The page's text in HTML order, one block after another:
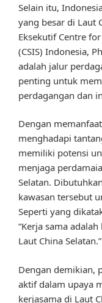
Selain itu,
yang besar di Laut
Eksekutif Centre
(CSIS) Indonesia,
adalah jalur
penting untuk
perdagangan dan
Dengan
menghadapi
memiliki potensi
menjaga
Selatan.
kawasan tersebut
Seperti yang
“Kerja sama
Laut China Selatan.”
Dengan demikian,
aktif dalam upaya
kerjasama di Laut